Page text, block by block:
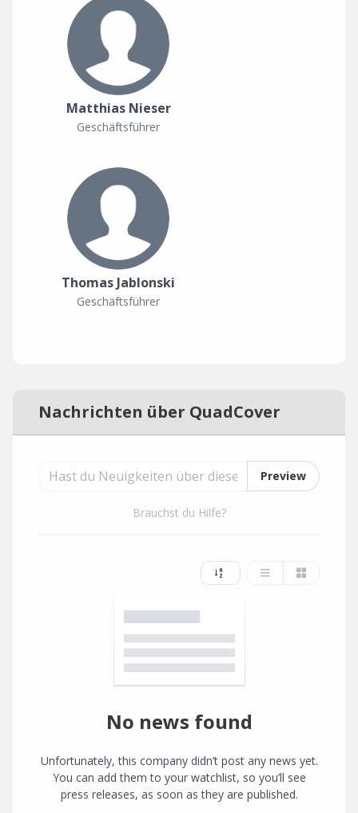
Matthias Nieser
Geschäftsführer
Thomas Jablonski
Geschäftsführer
Nachrichten über QuadCover
Preview
Brauchst du Hilfe?
No news found
Unfortunately, this company didn’t post any news yet.
You can add them to your watchlist, so you’ll see
press releases, as soon as they are published.